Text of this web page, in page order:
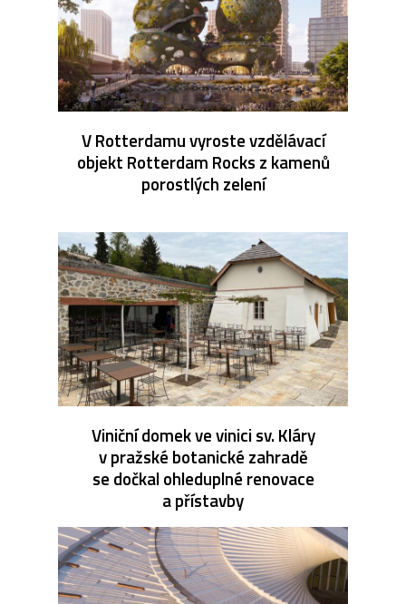
V Rotterdamu vyroste vzdělávací
objekt Rotterdam Rocks z kamenů
porostlých zelení
Viniční domek ve vinici sv. Kláry
v pražské botanické zahradě
se dočkal ohleduplné renovace
a přístavby